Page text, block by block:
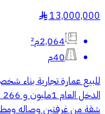
13,000,000
§
2,064م²
40م
للبيع عمارة تجارية بناء